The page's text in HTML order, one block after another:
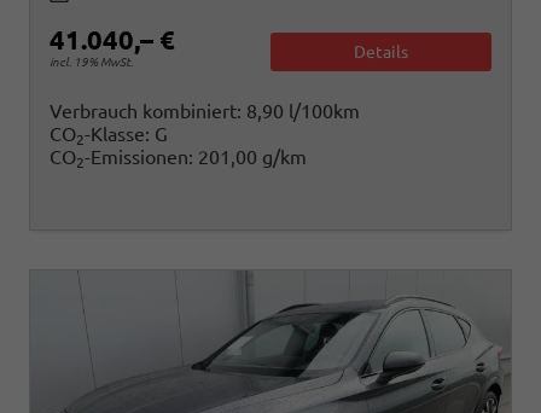
41.040,– €
incl. 19% MwSt.
Details
Verbrauch kombiniert: 8,90 l/100km
CO2-Klasse: G
CO2-Emissionen: 201,00 g/km